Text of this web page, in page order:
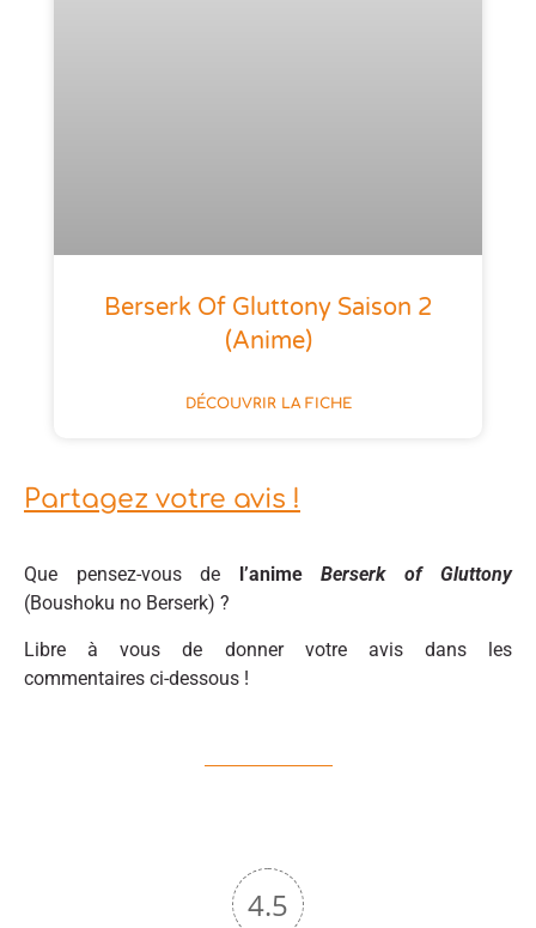
Berserk Of Gluttony Saison 2
(anime)
DÉCOUVRIR LA FICHE
Partagez votre avis !
Que pensez-vous de l’anime Berserk of Gluttony
(Boushoku no Berserk) ?
Libre à vous de donner votre avis dans les
commentaires ci-dessous !
4.5